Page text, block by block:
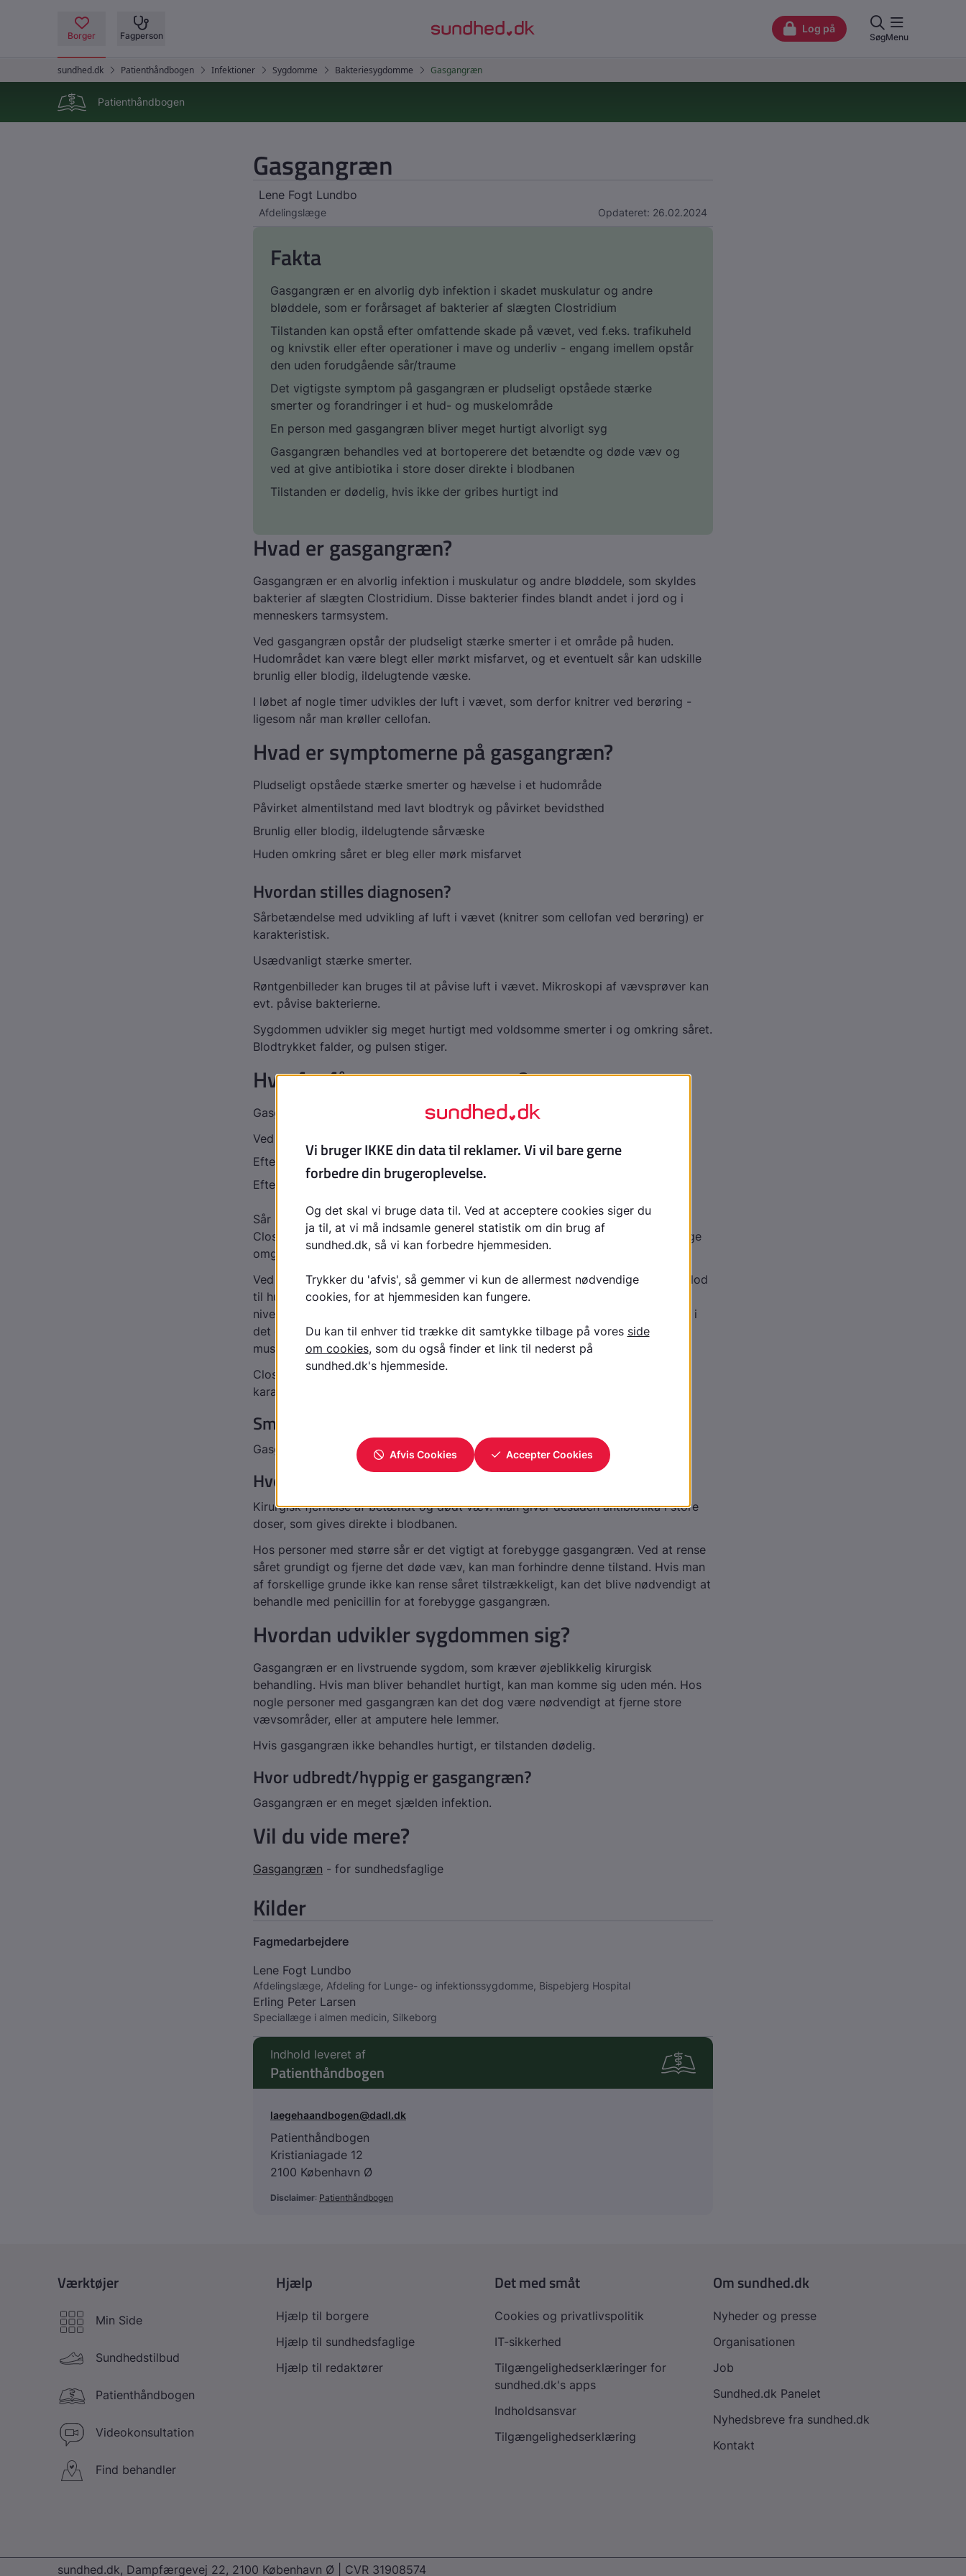
Patienthåndbogen
Gasgangræn
Lene Fogt Lundbo
Afdelingslæge Opdateret: 26.02.2024
Fakta
Gasgangræn er en alvorlig dyb infektion i skadet muskulatur og andre
bløddele, som er forårsaget af bakterier af slægten Clostridium
Tilstanden kan opstå efter omfattende skade på vævet, ved f.eks. trafikuheld
og knivstik eller efter operationer i mave og underliv - engang imellem opstår
den uden forudgående sår/traume
Det vigtigste symptom på gasgangræn er pludseligt opståede stærke
smerter og forandringer i et hud- og muskelområde
En person med gasgangræn bliver meget hurtigt alvorligt syg
Gasgangræn behandles ved at bortoperere det betændte og døde væv og
ved at give antibiotika i store doser direkte i blodbanen
Tilstanden er dødelig, hvis ikke der gribes hurtigt ind
Hvad er gasgangræn?
Gasgangræn er en alvorlig infektion i muskulatur og andre bløddele, som skyldes
bakterier af slægten Clostridium. Disse bakterier findes blandt andet i jord og i
menneskers tarmsystem.
Ved gasgangræn opstår der pludseligt stærke smerter i et område på huden.
Hudområdet kan være blegt eller mørkt misfarvet, og et eventuelt sår kan udskille
brunlig eller blodig, ildelugtende væske.
I løbet af nogle timer udvikles der luft i vævet, som derfor knitrer ved berøring -
ligesom når man krøller cellofan.
Hvad er symptomerne på gasgangræn?
Pludseligt opståede stærke smerter og hævelse i et hudområde
Påvirket almentilstand med lavt blodtryk og påvirket bevidsthed
Brunlig eller blodig, ildelugtende sårvæske
Huden omkring såret er bleg eller mørk misfarvet
Hvordan stilles diagnosen?
Sårbetændelse med udvikling af luft i vævet (knitrer som cellofan ved berøring) er
karakteristisk.
Usædvanligt stærke smerter.
Røntgenbilleder kan bruges til at påvise luft i vævet. Mikroskopi af vævsprøver kan
evt. påvise bakterierne.
Sygdommen udvikler sig meget hurtigt med voldsomme smerter i og omkring såret.
Blodtrykket falder, og pulsen stiger.
Hvorfor får man gasgangræn?
Gasgangræn opstår typisk efter store og dybe skader på kroppens væv:
Ved voldsomme trafikulykker
Efter operationer i mave-/tarmområdet
Efter operationer i underlivet
Sår kan blive forurenet med bakterier fra jorden eller fra ens egen tarmkanal.
Clostridie-bakterierne er anaerobe, hvilket betyder, at de kun kan vokse i iltfattige
omgivelser.
Ved svære skader på vævet, hvor blodkarrene beskadiges, kan forsyningen af blod
til hud og muskler påvirkes. Indholdet af ilt i vævet vil da falde til et kritisk lavt
niveau, hvor clostridie-bakterierne kan vokse. Bakterierne kan sprede sig hurtigt i
det omkringliggende væv og føre til vævsdød i de dybe lag af huden og i
muskulaturen.
Clostridie-bakterierne udvikler luftblærer, når de vokser. Dette bevirker den
karakteristiske knitren, når man stryger hånden hen over vævet.
Smitter gasgangræn?
Gasgangræn smitter ikke.
Hvordan behandler man gasgangræn?
Kirurgisk fjernelse af betændt og dødt væv. Man giver desuden antibiotika i store
doser, som gives direkte i blodbanen.
Hos personer med større sår er det vigtigt at forebygge gasgangræn. Ved at rense
såret grundigt og fjerne det døde væv, kan man forhindre denne tilstand. Hvis man
af forskellige grunde ikke kan rense såret tilstrækkeligt, kan det blive nødvendigt at
behandle med penicillin for at forebygge gasgangræn.
Hvordan udvikler sygdommen sig?
Gasgangræn er en livstruende sygdom, som kræver øjeblikkelig kirurgisk
behandling. Hvis man bliver behandlet hurtigt, kan man komme sig uden mén. Hos
nogle personer med gasgangræn kan det dog være nødvendigt at fjerne store
vævsområder, eller at amputere hele lemmer.
Hvis gasgangræn ikke behandles hurtigt, er tilstanden dødelig.
Hvor udbredt/hyppig er gasgangræn?
Gasgangræn er en meget sjælden infektion.
Vil du vide mere?
Gasgangræn - for sundhedsfaglige
Kilder
Fagmedarbejdere
Lene Fogt Lundbo
Afdelingslæge, Afdeling for Lunge- og infektionssygdomme, Bispebjerg Hospital
Erling Peter Larsen
Speciallæge i almen medicin, Silkeborg
Indhold leveret af
Patienthåndbogen
laegehaandbogen@dadl.dk
Patienthåndbogen
Kristianiagade 12
2100 København Ø
Disclaimer: Patienthåndbogen